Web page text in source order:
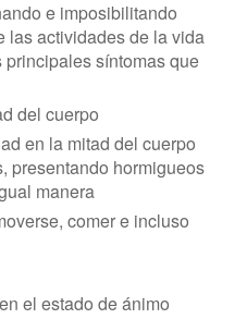
e imposibilitando
las actividades de la vida
síntomas que
del cuerpo
en la mitad del cuerpo
presentando hormigueos
manera
comer e incluso
el estado de ánimo